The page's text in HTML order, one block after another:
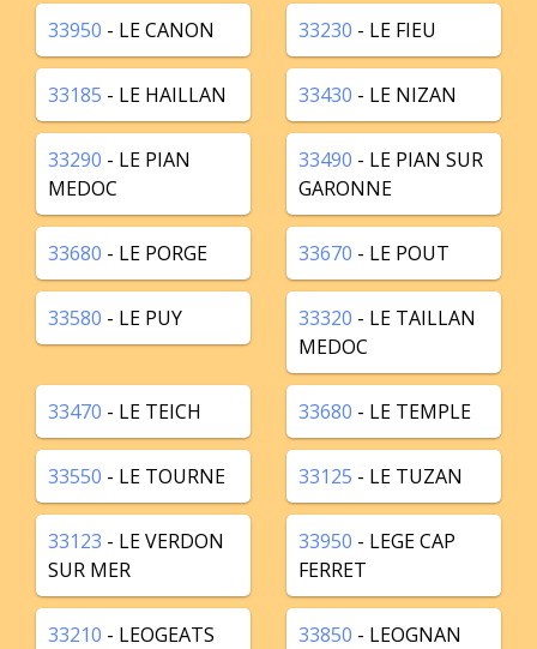
33950 - LE CANON 33230 - LE FIEU
33185 - LE HAILLAN 33430 - LE NIZAN
33290 - LE PIAN
MEDOC
33490 - LE PIAN SUR
GARONNE
33680 - LE PORGE 33670 - LE POUT
33580 - LE PUY 33320 - LE TAILLAN
MEDOC
33470 - LE TEICH 33680 - LE TEMPLE
33550 - LE TOURNE 33125 - LE TUZAN
33123 - LE VERDON
SUR MER
33950 - LEGE CAP
FERRET
33210 - LEOGEATS 33850 - LEOGNAN